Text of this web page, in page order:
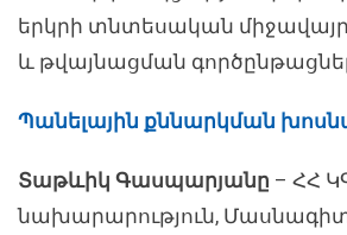
երկրի տնտեսական
և թվայնացման
Պանելային քննարկման
Տաթևիկ Գասպարյանը – ՀՀ
նախարարություն,